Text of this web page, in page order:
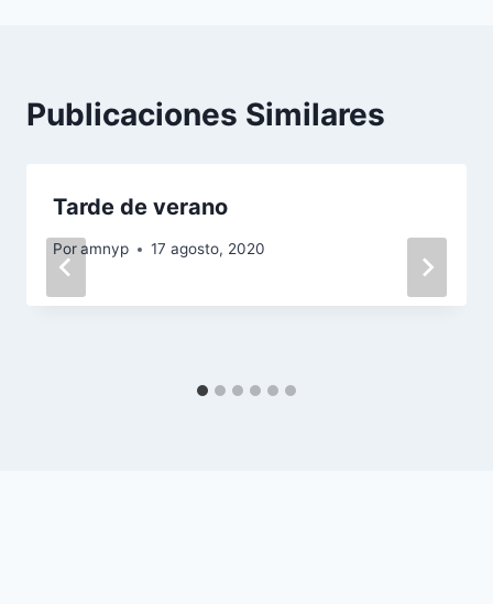
Publicaciones Similares
Tarde de verano
Poramnyp 17 agosto, 2020